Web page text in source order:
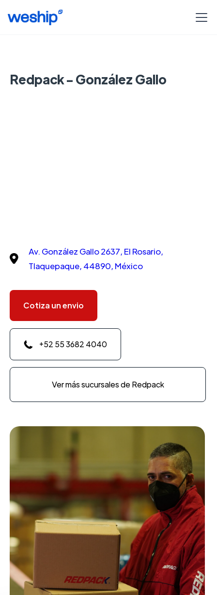
Redpack - González Gallo
Av. González Gallo 2637, El Rosario,
Tlaquepaque, 44890, México
Cotiza un envio
+52 55 3682 4040
Ver más sucursales de Redpack